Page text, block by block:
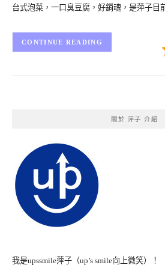
台式泡菜，一口臭豆腐，好銷魂，是萍子目
CONTINUE READING
關於 萍子 介紹
我是upssmile萍子（up’s smile向上微笑）！